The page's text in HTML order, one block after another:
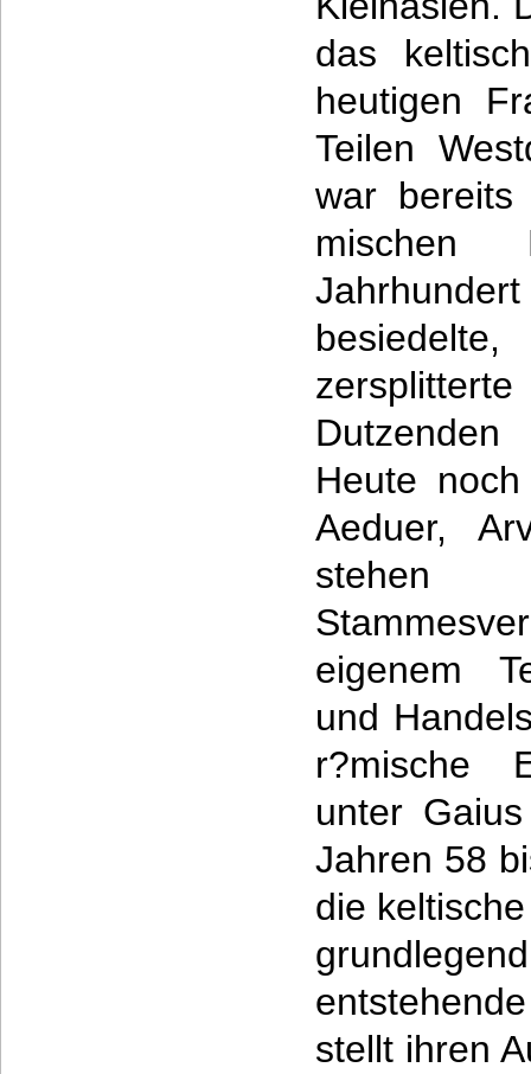
das
heutigen
Teilen
war
mischen
Heute
Aeduer,
eigenem
und
r?mische
unter
Jahren 58
die
stellt ihren